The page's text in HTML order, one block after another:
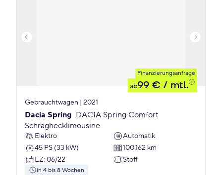
Finanzierungsanfrage
ab99 € / mtl.
Gebrauchtwagen | 2021
Dacia Spring DACIA Spring Comfort
Schräghecklimousine
Elektro
Automatik
45 PS (33 kW)
100.162 km
EZ: 06/22 Stoff
in 4 bis 8 Wochen